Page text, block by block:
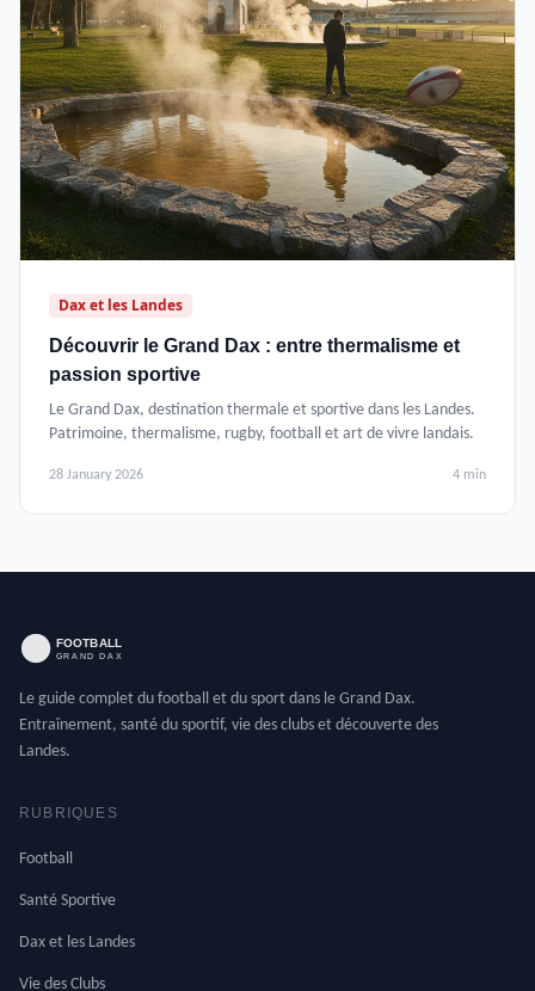
Dax et les Landes
Découvrir le Grand Dax : entre thermalisme et
passion sportive
Le Grand Dax, destination thermale et sportive dans les Landes.
Patrimoine, thermalisme, rugby, football et art de vivre landais.
28 January 2026 4 min
Le guide complet du football et du sport dans le Grand Dax.
Entraînement, santé du sportif, vie des clubs et découverte des
Landes.
RUBRIQUES
Football
Santé Sportive
Dax et les Landes
Vie des Clubs